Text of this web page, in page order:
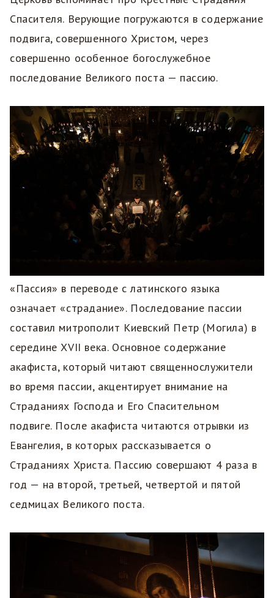
Спасителя. Верующие погружаются в содержание
подвига, совершенного Христом, через
совершенно особенное богослужебное
последование Великого поста — пассию.
«Пассия» в переводе с латинского языка
означает «страдание». Последование пассии
составил митрополит Киевский Петр (Могила) в
середине XVII века. Основное содержание
акафиста, который читают священнослужители
во время пассии, акцентирует внимание на
Страданиях Господа и Его Спасительном
подвиге. После акафиста читаются отрывки из
Евангелия, в которых рассказывается о
Страданиях Христа. Пассию совершают 4 раза в
год — на второй, третьей, четвертой и пятой
седмицах Великого поста.